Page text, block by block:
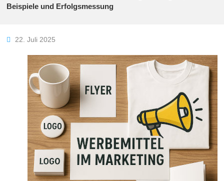
Beispiele und Erfolgsmessung
22. Juli 2025